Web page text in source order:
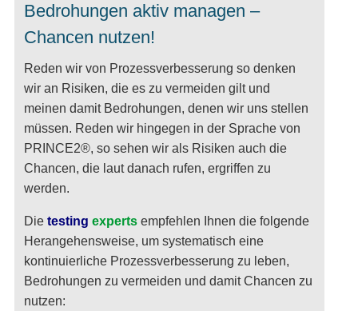
Bedrohungen aktiv managen –
Chancen nutzen!
Reden wir von Prozessverbesserung so denken
wir an Risiken, die es zu vermeiden gilt und
meinen damit Bedrohungen, denen wir uns stellen
müssen. Reden wir hingegen in der Sprache von
PRINCE2®, so sehen wir als Risiken auch die
Chancen, die laut danach rufen, ergriffen zu
werden.
Die testing expertsempfehlen Ihnen die folgende
Herangehensweise, um systematisch eine
kontinuierliche Prozessverbesserung zu leben,
Bedrohungen zu vermeiden und damit Chancen zu
nutzen: